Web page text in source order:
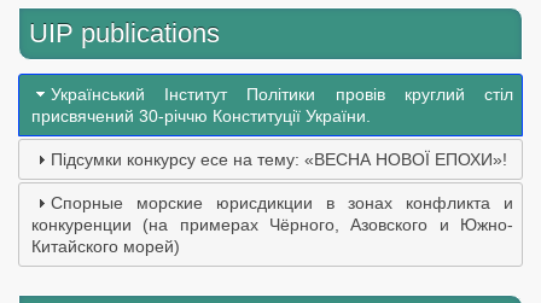
UIP publications
Український Інститут Політики провів круглий стіл
присвячений 30-річчю Конституції України.
Підсумки конкурсу есе на тему: «ВЕСНА НОВОЇ ЕПОХИ»!
Спорные морские юрисдикции в зонах конфликта и
конкуренции (на примерах Чёрного, Азовского и Южно-
Китайского морей)